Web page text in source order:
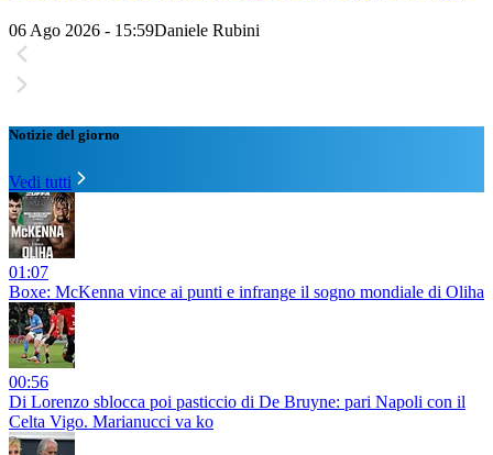
06 Ago 2026 - 15:59Daniele Rubini
Notizie del giorno
Vedi tutti
01:07
Boxe: McKenna vince ai punti e infrange il sogno mondiale di Oliha
00:56
Di Lorenzo sblocca poi pasticcio di De Bruyne: pari Napoli con il
Celta Vigo. Marianucci va ko